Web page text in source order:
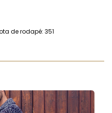
de rodapé: 351